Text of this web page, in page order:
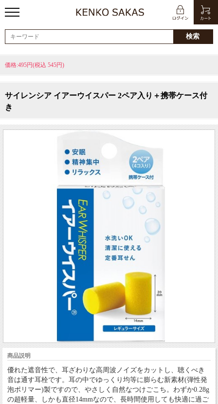
価格:495円(税込 545円)
サイレンシア イアーウイスパー 2ペア入り＋携帯ケース付
き
商品説明
優れた遮音性で、耳ざわりな高周波ノイズをカットし、聴くべき
音は通す耳栓です。耳の中でゆっくり均等に膨らむ新素材(弾性発
泡ポリマー)製ですので、やさしく自然なつけごこち。わずか0.28g
の超軽量、しかも直径14mmなので、長時間使用しても快適に過ご